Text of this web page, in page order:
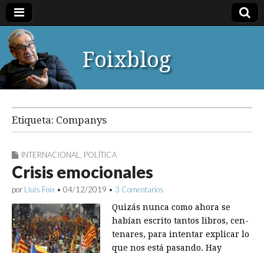
Foixblog
Etiqueta: Companys
INTERNACIONAL POLÍTICA
Crisis emocionales
por Lluís Foix • 04/12/2019 • 3 Comentarios
Quizás nunca como ahora se
habían escrito tantos libros, cen­
tenares, para intentar explicar lo
que nos está pasando. Hay